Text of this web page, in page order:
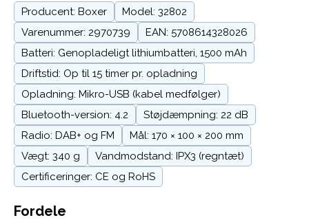
Fordele
Producent: Boxer
Model: 32802
Varenummer: 2970739
EAN: 5708614328026
Batteri: Genopladeligt lithiumbatteri, 1500 mAh
Driftstid: Op til 15 timer pr. opladning
Opladning: Mikro-USB (kabel medfølger)
Bluetooth-version: 4.2
Støjdæmpning: 22 dB
Radio: DAB+ og FM
Mål: 170 × 100 × 200 mm
Vægt: 340 g
Vandmodstand: IPX3 (regntæt)
Certificeringer: CE og RoHS